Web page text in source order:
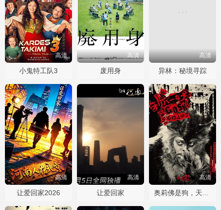
高清
小鬼特工队3
高清
废用身
高清
异林：秘境寻踪
高清
让爱回家2026
高清
让爱回家
高清